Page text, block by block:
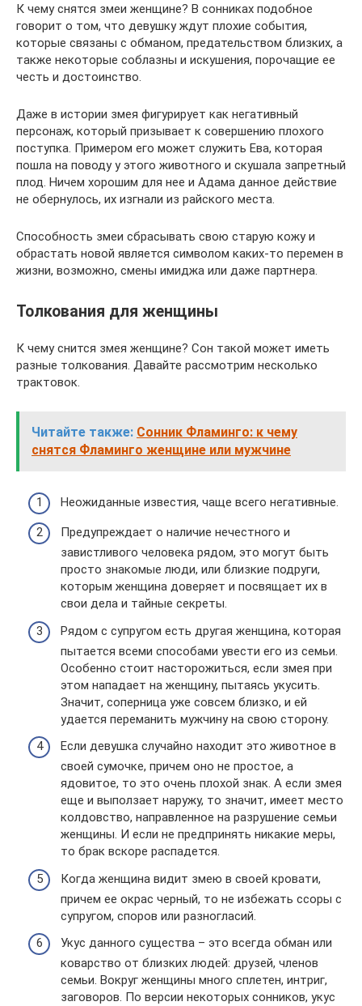
К чему снятся змеи женщине? В сонниках подобное
говорит о том, что девушку ждут плохие события,
которые связаны с обманом, предательством близких, а
также некоторые соблазны и искушения, порочащие ее
честь и достоинство.
Даже в истории змея фигурирует как негативный
персонаж, который призывает к совершению плохого
поступка. Примером его может служить Ева, которая
пошла на поводу у этого животного и скушала запретный
плод. Ничем хорошим для нее и Адама данное действие
не обернулось, их изгнали из райского места.
Способность змеи сбрасывать свою старую кожу и
обрастать новой является символом каких-то перемен в
жизни, возможно, смены имиджа или даже партнера.
Толкования для женщины
К чему снится змея женщине? Сон такой может иметь
разные толкования. Давайте рассмотрим несколько
трактовок.
Читайте также: Сонник Фламинго: к чему
снятся Фламинго женщине или мужчине
Неожиданные известия, чаще всего негативные.
Предупреждает о наличие нечестного и
завистливого человека рядом, это могут быть
просто знакомые люди, или близкие подруги,
которым женщина доверяет и посвящает их в
свои дела и тайные секреты.
Рядом с супругом есть другая женщина, которая
пытается всеми способами увести его из семьи.
Особенно стоит насторожиться, если змея при
этом нападает на женщину, пытаясь укусить.
Значит, соперница уже совсем близко, и ей
удается переманить мужчину на свою сторону.
Если девушка случайно находит это животное в
своей сумочке, причем оно не простое, а
ядовитое, то это очень плохой знак. А если змея
еще и выползает наружу, то значит, имеет место
колдовство, направленное на разрушение семьи
женщины. И если не предпринять никакие меры,
то брак вскоре распадется.
Когда женщина видит змею в своей кровати,
причем ее окрас черный, то не избежать ссоры с
супругом, споров или разногласий.
Укус данного существа – это всегда обман или
коварство от близких людей: друзей, членов
семьи. Вокруг женщины много сплетен, интриг,
заговоров. По версии некоторых сонников, укус